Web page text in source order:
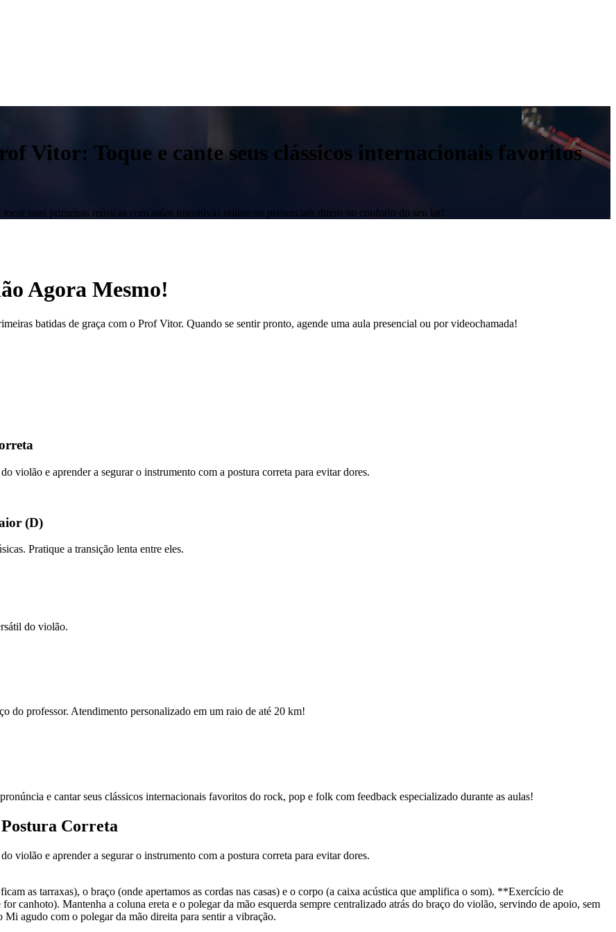
Vitor: Toque e cante seus clássicos internacionais favoritos
suas primeiras músicas com aulas interativas online ou presenciais direto no conforto do seu lar!
Agora Mesmo!
batidas de graça com o Prof Vitor. Quando se sentir pronto, agende uma aula presencial ou por videochamada!
violão e aprender a segurar o instrumento com a postura correta para evitar dores.
(D)
Pratique a transição lenta entre eles.
do violão.
do professor. Atendimento personalizado em um raio de até 20 km!
e cantar seus clássicos internacionais favoritos do rock, pop e folk com feedback especializado durante as aulas!
Correta
violão e aprender a segurar o instrumento com a postura correta para evitar dores.
as tarraxas), o braço (onde apertamos as cordas nas casas) e o corpo (a caixa acústica que amplifica o som). **Exercício de
canhoto). Mantenha a coluna ereta e o polegar da mão esquerda sempre centralizado atrás do braço do violão, servindo de apoio, sem
agudo com o polegar da mão direita para sentir a vibração.